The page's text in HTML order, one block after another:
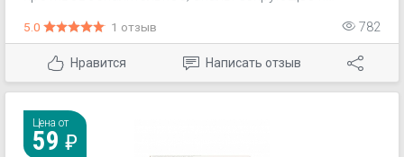
симптоматического лечения боли в горле при
инфекционно-воспалительных заболеваниях.
5.0 1 отзыв 782
Нравится Написать отзыв
Цена от
59